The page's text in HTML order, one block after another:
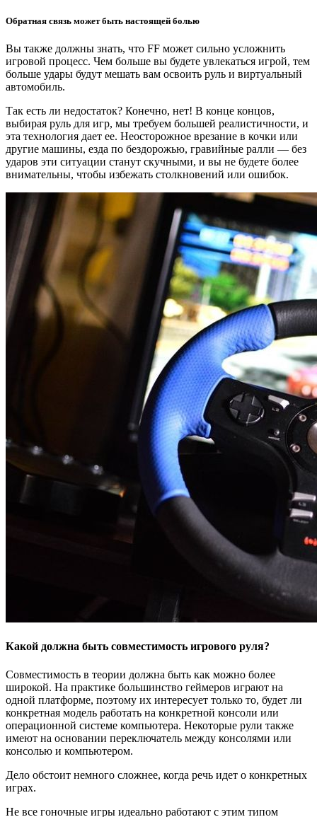
Обратная связь может быть настоящей болью
Вы также должны знать, что FF может сильно усложнить
игровой процесс. Чем больше вы будете увлекаться игрой, тем
больше удары будут мешать вам освоить руль и виртуальный
автомобиль.
Так есть ли недостаток? Конечно, нет! В конце концов,
выбирая руль для игр, мы требуем большей реалистичности, и
эта технология дает ее. Неосторожное врезание в кочки или
другие машины, езда по бездорожью, гравийные ралли — без
ударов эти ситуации станут скучными, и вы не будете более
внимательны, чтобы избежать столкновений или ошибок.
Какой должна быть совместимость игрового руля?
Совместимость в теории должна быть как можно более
широкой. На практике большинство геймеров играют на
одной платформе, поэтому их интересует только то, будет ли
конкретная модель работать на конкретной консоли или
операционной системе компьютера. Некоторые рули также
имеют на основании переключатель между консолями или
консолью и компьютером.
Дело обстоит немного сложнее, когда речь идет о конкретных
играх.
Не все гоночные игры идеально работают с этим типом